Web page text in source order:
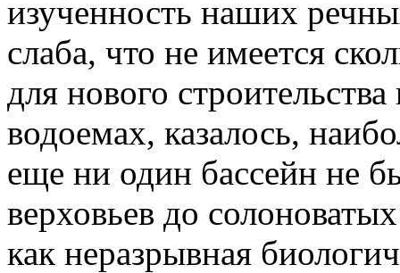
изученность наших
слаба, что не имеется
для нового
водоемах, казалось,
еще ни один бассейн не
верховьев до
как неразрывная